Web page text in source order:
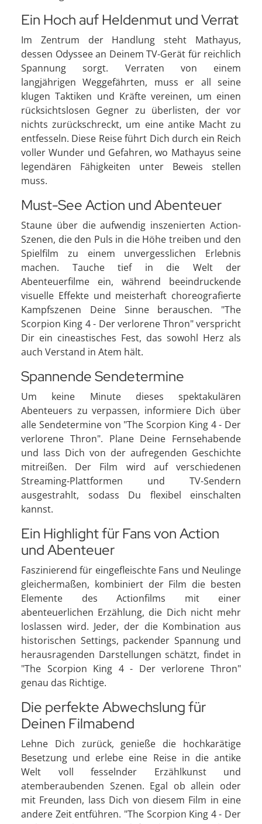
Ein Hoch auf Heldenmut und Verrat
Im Zentrum der Handlung steht Mathayus,
dessen Odyssee an Deinem TV-Gerät für reichlich
Spannung sorgt. Verraten von einem
langjährigen Weggefährten, muss er all seine
klugen Taktiken und Kräfte vereinen, um einen
rücksichtslosen Gegner zu überlisten, der vor
nichts zurückschreckt, um eine antike Macht zu
entfesseln. Diese Reise führt Dich durch ein Reich
voller Wunder und Gefahren, wo Mathayus seine
legendären Fähigkeiten unter Beweis stellen
muss.
Must-See Action und Abenteuer
Staune über die aufwendig inszenierten Action-
Szenen, die den Puls in die Höhe treiben und den
Spielfilm zu einem unvergesslichen Erlebnis
machen. Tauche tief in die Welt der
Abenteuerfilme ein, während beeindruckende
visuelle Effekte und meisterhaft choreografierte
Kampfszenen Deine Sinne berauschen. "The
Scorpion King 4 - Der verlorene Thron" verspricht
Dir ein cineastisches Fest, das sowohl Herz als
auch Verstand in Atem hält.
Spannende Sendetermine
Um keine Minute dieses spektakulären
Abenteuers zu verpassen, informiere Dich über
alle Sendetermine von "The Scorpion King 4 - Der
verlorene Thron". Plane Deine Fernsehabende
und lass Dich von der aufregenden Geschichte
mitreißen. Der Film wird auf verschiedenen
Streaming-Plattformen und TV-Sendern
ausgestrahlt, sodass Du flexibel einschalten
kannst.
Ein Highlight für Fans von Action
und Abenteuer
Faszinierend für eingefleischte Fans und Neulinge
gleichermaßen, kombiniert der Film die besten
Elemente des Actionfilms mit einer
abenteuerlichen Erzählung, die Dich nicht mehr
loslassen wird. Jeder, der die Kombination aus
historischen Settings, packender Spannung und
herausragenden Darstellungen schätzt, findet in
"The Scorpion King 4 - Der verlorene Thron"
genau das Richtige.
Die perfekte Abwechslung für
Deinen Filmabend
Lehne Dich zurück, genieße die hochkarätige
Besetzung und erlebe eine Reise in die antike
Welt voll fesselnder Erzählkunst und
atemberaubenden Szenen. Egal ob allein oder
mit Freunden, lass Dich von diesem Film in eine
andere Zeit entführen. "The Scorpion King 4 - Der